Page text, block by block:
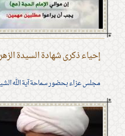
إحياء ذكرى شهادة السيدة
مجلس عزاء بحضور سماحة آية الله